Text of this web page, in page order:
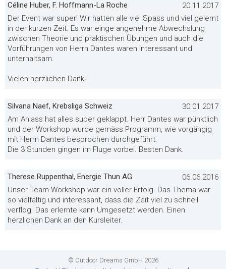
Céline Huber, F. Hoffmann-La Roche
20.11.2017
Der Event war super! Wir hatten alle viel Spass und viel gelernt
in der kurzen Zeit. Es war einge angenehme Abwechslung
zwischen Theorie und praktischen Übungen und auch die
Vorführungen von Herrn Dantes waren interessant und
unterhaltsam.
Vielen herzlichen Dank!
Silvana Naef, Krebsliga Schweiz
30.01.2017
Am Anlass hat alles super geklappt. Herr Dantes war pünktlich
und der Workshop wurde gemäss Programm, wie vorgängig
mit Herrn Dantes besprochen durchgeführt.
Die 3 Stunden gingen im Fluge vorbei. Besten Dank.
Therese Ruppenthal, Energie Thun AG
06.06.2016
Unser Team-Workshop war ein voller Erfolg. Das Thema war
so vielfältig und interessant, dass die Zeit viel zu schnell
verflog. Das erlernte kann Umgesetzt werden. Einen
herzlichen Dank an den Kursleiter.
© Outdoor Dreams GmbH 2026